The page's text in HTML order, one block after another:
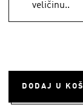
veličinu..
DODAJ U